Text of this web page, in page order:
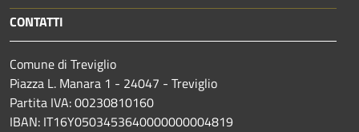
CONTATTI
Comune di Treviglio
Piazza L. Manara 1 - 24047 - Treviglio
Partita IVA: 00230810160
IBAN: IT16Y0503453640000000004819